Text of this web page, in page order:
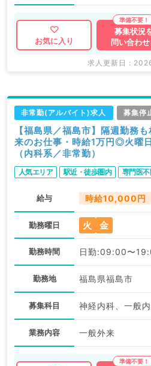
お気に入り
募集状況
問い合わせ
求人更新日 :
非常勤(アルバイト)求人 募集停
【福島県／福島市】隔週勤務
来のお仕事・時給1万円◎火曜
（内科系／非常勤）
人気エリア 駅近・徒歩圏内 専門医不
給与 時給10,000円
勤務曜日 火 金
勤務時間 日勤:09:00〜
勤務地 福島県福島市
募集科目
業務内容 一般外来